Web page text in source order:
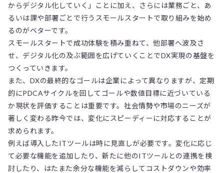
からデジタル化していく」ことに加え、さらには業務ごと、あ
るいは課や部署ごとで行うスモールスタートで取り組みを始め
るのがベターです。
スモールスタートで成功体験を積み重ねて、他部署へ波及さ
せ、デジタル化の及ぶ範囲を広げていくことでDX実現の基盤を
つくっていきます。
また、DXの最終的なゴールは企業によって異なりますが、定期
的にPDCAサイクルを回してゴールや数値目標に近づいている
か現状を評価することは重要です。社会情勢や市場のニーズが
著しく変わる昨今では、変化にスピーディーに対応することが
求められます。
例えば導入したITツールは時に見直しが必要です。変化に応じ
て必要な機能を追加したり、新たに他のITツールとの連携を検
討したり、はたまた余分な機能を減らしてコストダウンや効率